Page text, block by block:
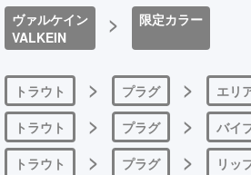
ヴァルケイン
VALKEIN
> 限定カラー
トラウト > プラグ >
エリ
トラウト
> プラグ >
バイ
トラウト
> プラグ > リッ